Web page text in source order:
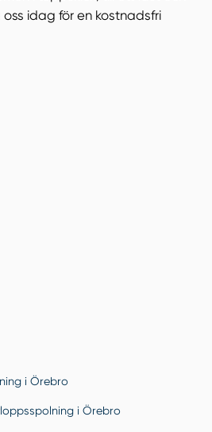
idag för en kostnadsfri
i Örebro
i Örebro